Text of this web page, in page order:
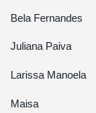
Bela Fernandes
Juliana Paiva
Larissa Manoela
Maisa